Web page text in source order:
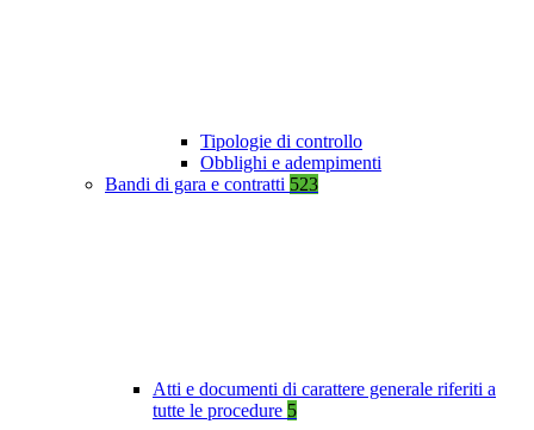
Tipologie di controllo
Obblighi e adempimenti
Bandi di gara e contratti 523
Atti e documenti di carattere generale riferiti a
tutte le procedure 5